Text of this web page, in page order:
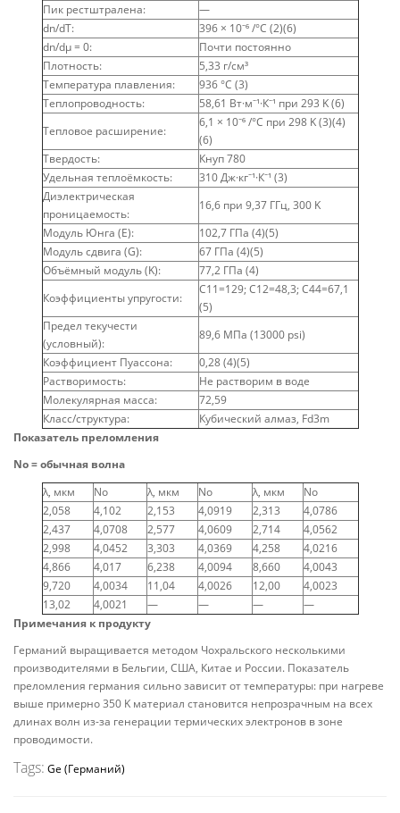
Пик рестштралена:
—
dn/dT:
396 × 10⁻⁶ /°C (2)(6)
dn/dμ = 0:
Почти постоянно
Плотность:
5,33 г/см³
Температура плавления:
936 °C (3)
Теплопроводность:
58,61 Вт·м⁻¹·К⁻¹ при 293 K (6)
Тепловое расширение:
6,1 × 10⁻⁶ /°C при 298 K (3)(4)
(6)
Твердость:
Кнуп 780
Удельная теплоёмкость:
310 Дж·кг⁻¹·К⁻¹ (3)
Диэлектрическая
проницаемость:
16,6 при 9,37 ГГц, 300 K
Модуль Юнга (E):
102,7 ГПа (4)(5)
Модуль сдвига (G):
67 ГПа (4)(5)
Объёмный модуль (K):
77,2 ГПа (4)
Коэффициенты упругости:
C11=129; C12=48,3; C44=67,1
(5)
Предел текучести
(условный):
89,6 МПа (13000 psi)
Коэффициент Пуассона:
0,28 (4)(5)
Растворимость:
Не растворим в воде
Молекулярная масса:
72,59
Класс/структура:
Кубический алмаз, Fd3m
Показатель преломления
No = обычная волна
λ, мкм
No λ, мкм No λ, мкм
No
2,058
4,102 2,153 4,0919 2,313
4,0786
2,437
4,0708 2,577 4,0609 2,714
4,0562
2,998
4,0452 3,303 4,0369 4,258
4,0216
4,866
4,017 6,238 4,0094 8,660
4,0043
9,720
4,0034 11,04 4,0026 12,00
4,0023
13,02
4,0021 — — —
—
Примечания к продукту
Германий выращивается методом Чохральского несколькими
производителями в Бельгии, США, Китае и России. Показатель
преломления германия сильно зависит от температуры: при нагреве
выше примерно 350 K материал становится непрозрачным на всех
длинах волн из-за генерации термических электронов в зоне
проводимости.
Tags: Ge (Германий)